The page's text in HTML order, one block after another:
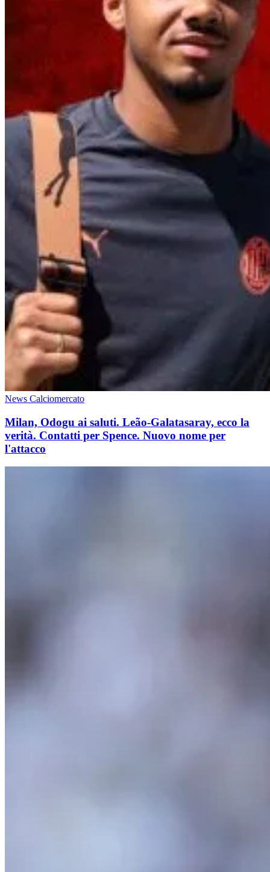
News Calciomercato
Milan, Odogu ai saluti. Leão-Galatasaray, ecco la
verità. Contatti per Spence. Nuovo nome per
l'attacco